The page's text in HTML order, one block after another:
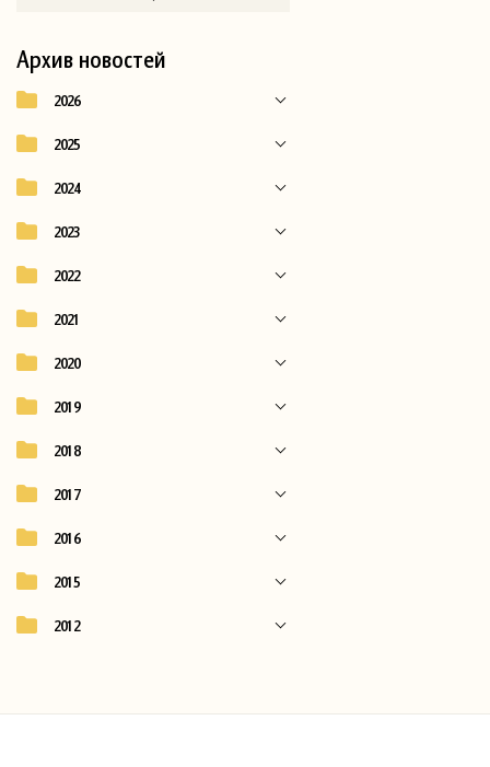
Архив новостей
2026
2025
2024
2023
2022
2021
2020
2019
2018
2017
2016
2015
2012